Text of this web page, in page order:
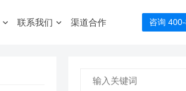
联系我们 渠道合作 咨询